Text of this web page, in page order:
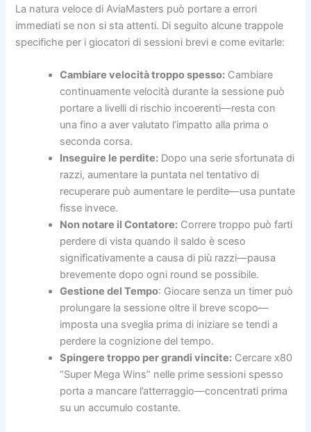
La natura veloce di AviaMasters può portare a errori
immediati se non si sta attenti. Di seguito alcune trappole
specifiche per i giocatori di sessioni brevi e come evitarle:
Cambiare velocità troppo spesso: Cambiare
continuamente velocità durante la sessione può
portare a livelli di rischio incoerenti—resta con
una fino a aver valutato l’impatto alla prima o
seconda corsa.
Inseguire le perdite: Dopo una serie sfortunata di
razzi, aumentare la puntata nel tentativo di
recuperare può aumentare le perdite—usa puntate
fisse invece.
Non notare il Contatore: Correre troppo può farti
perdere di vista quando il saldo è sceso
significativamente a causa di più razzi—pausa
brevemente dopo ogni round se possibile.
Gestione del Tempo: Giocare senza un timer può
prolungare la sessione oltre il breve scopo—
imposta una sveglia prima di iniziare se tendi a
perdere la cognizione del tempo.
Spingere troppo per grandi vincite: Cercare x80
“Super Mega Wins” nelle prime sessioni spesso
porta a mancare l’atterraggio—concentrati prima
su un accumulo costante.